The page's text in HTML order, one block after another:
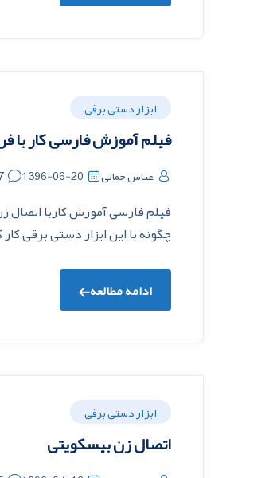
ابزار دستی برقی
فیلم آموزش فارسی کار با
عباس جمالی 1396-06-20
7
فیلم فارسی آموزش کاربا اتصال
چگونه با این ابزار دستی برقی
ادامه مطالعه
ابزار دستی برقی
اتصال زن بیسکویتی